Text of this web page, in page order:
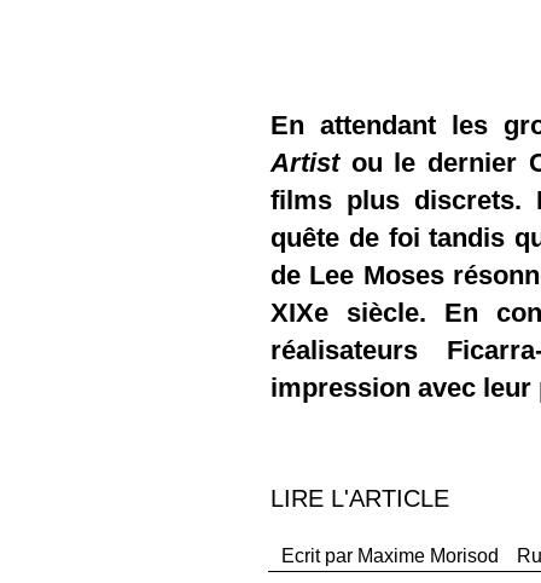
En attendant les
Artistou le dernier
films plus discrets.
quête de foi tandis
de Lee Moses
XIXe siècle. En
réalisateurs
impression avec
LIRE L'ARTICLE
Ecrit par Maxime Morisod